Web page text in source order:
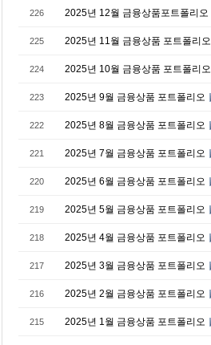
226 2025년 12월 금융상품포트폴리오
225 2025년 11월 금융상품 포트폴리오
224 2025년 10월 금융상품 포트폴리오
223 2025년 9월 금융상품 포트폴리오
222 2025년 8월 금융상품 포트폴리오
221 2025년 7월 금융상품 포트폴리오
220 2025년 6월 금융상품 포트폴리오
219 2025년 5월 금융상품 포트폴리오
218 2025년 4월 금융상품 포트폴리오
217 2025년 3월 금융상품 포트폴리오
216 2025년 2월 금융상품 포트폴리오
215 2025년 1월 금융상품 포트폴리오